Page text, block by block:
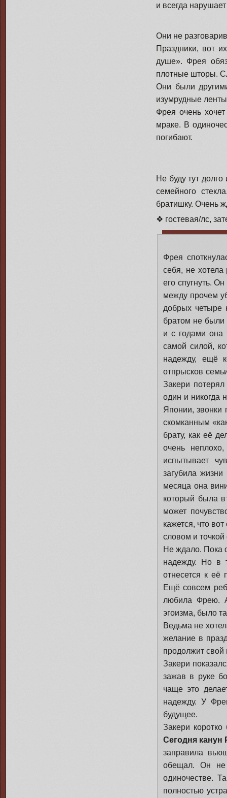
и всегда
Они не
Праздники, вот
душе». Фрея
плотные шторы.
Они были
изумрудные
Фрея очень
мраке. В
погибают.
Не буду тут
семейного
братишку. Очень
❖ гостевая/лс,
Фрея
себя, не
его спугнуть.
между прочем
добрых четыре
братом не были
и с годами она
самой силой,
надежду, ещё
отпрысков
Закери
один и никогда
Японии, звонки
скомканным
брату, как её
очень
испытывает
загубила
месяца она
который была
может
кажется, что
словом и
Не ждало. Пока
надежду. Но в
отнесется к её
Ещё совсем
любила Фрею.
эгоизма, было
Ведьма не
желание в
продолжит свой
Закери
зажав в руке
чаще это
надежду. У
будущее.
Закери
Сегодня
заправила
обещал. Он не
одиночестве.
полностью